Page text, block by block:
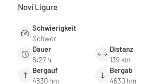
Novi Ligure
Schwierigkeit
Schwer
Dauer
6:27 h
Distanz
139 km
Bergauf
4830 hm
Bergab
4630 hm